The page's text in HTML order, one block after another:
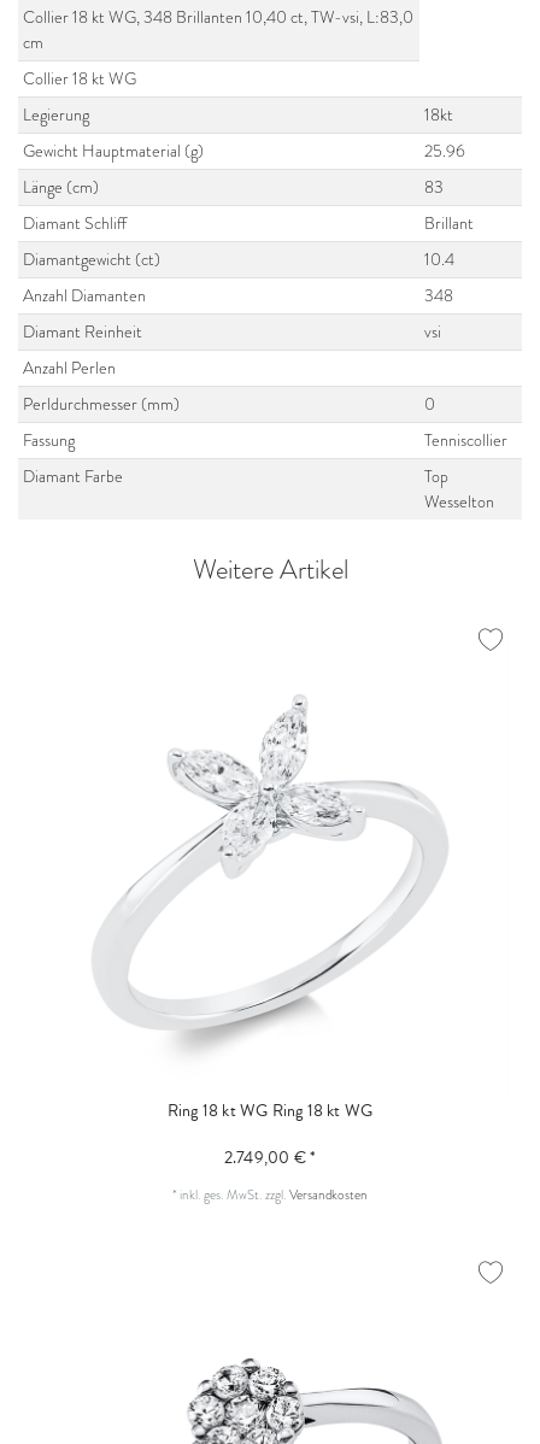
Collier 18 kt WG, 348 Brillanten 10,40 ct, TW-vsi, L:83,0
cm
Collier 18 kt WG
Legierung
18kt
Gewicht Hauptmaterial (g)
25.96
Länge (cm)
83
Diamant Schliff
Brillant
Diamantgewicht (ct)
10.4
Anzahl Diamanten
348
Diamant Reinheit
vsi
Anzahl Perlen
Perldurchmesser (mm)
0
Fassung
Tenniscollier
Diamant Farbe
Top
Wesselton
Weitere Artikel
Ring 18 kt WG Ring 18 kt WG
2.749,00 € *
* inkl. ges. MwSt.zzgl.Versandkosten